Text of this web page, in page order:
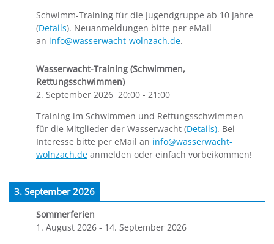
Schwimm-Training für die Jugendgruppe ab 10 Jahre
(Details). Neuanmeldungen bitte per eMail
an info@wasserwacht-wolnzach.de.
Wasserwacht-Training (Schwimmen,
Rettungsschwimmen)
2. September 2026 20:00 - 21:00
Training im Schwimmen und Rettungsschwimmen
für die Mitglieder der Wasserwacht (Details). Bei
Interesse bitte per eMail an info@wasserwacht-
wolnzach.de anmelden oder einfach vorbeikommen!
3. September 2026
Sommerferien
1. August 2026 - 14. September 2026